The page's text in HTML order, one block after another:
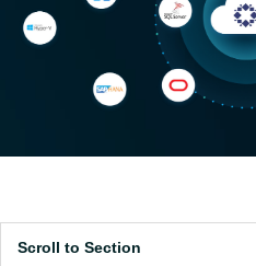
Scroll to Section